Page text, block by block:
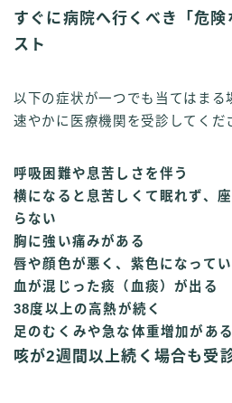
すぐに病院へ行くべき「危険
スト
以下の症状が一つでも当てはまる
速やかに医療機関を受診してくだ
呼吸困難や息苦しさを伴う
横になると息苦しくて眠れず、
らない
胸に強い痛みがある
唇や顔色が悪く、紫色になってい
血が混じった痰（血痰）が出る
38度以上の高熱が続く
足のむくみや急な体重増加があ
咳が2週間以上続く場合も受